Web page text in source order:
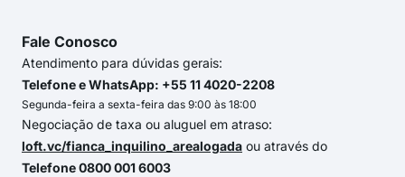
Fale Conosco
Atendimento para dúvidas gerais:
Telefone e WhatsApp: +55 11 4020-2208
Segunda-feira a sexta-feira das 9:00 às 18:00
Negociação de taxa ou aluguel em atraso:
loft.vc/fianca_inquilino_arealogada ou através do
Telefone 0800 001 6003